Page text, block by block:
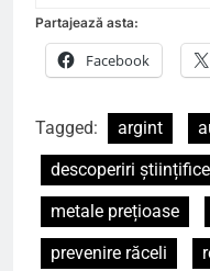
Partajează asta:
Facebook
Tagged: argint
descoperiri științifice
metale prețioase
prevenire răceli